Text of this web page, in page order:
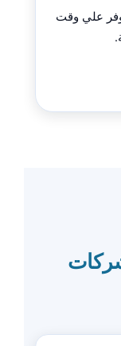
علي وقت